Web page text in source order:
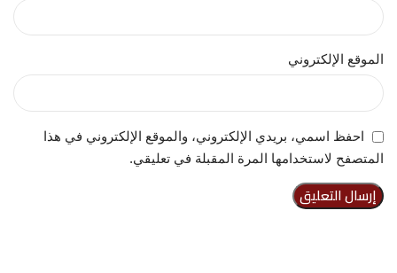
الموقع الإلكتروني
احفظ اسمي، بريدي الإلكتروني، والموقع الإلكتروني في هذا
المتصفح لاستخدامها المرة المقبلة في تعليقي.